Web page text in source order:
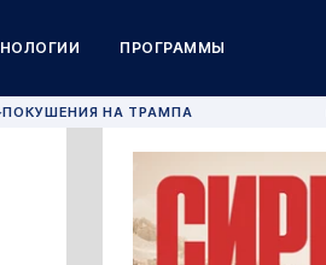
ПРОГРАММЫ
ПОКУШЕНИЯ НА ТРАМПА